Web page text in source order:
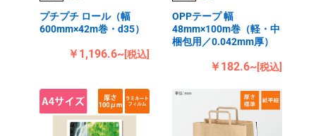
プチプチ ロール（幅
600mm×42m巻・d35）
￥1,196.6~[税込]
OPPテープ 幅
48mm×100m巻（軽・中
梱包用／0.042mm厚）
￥182.6~[税込]